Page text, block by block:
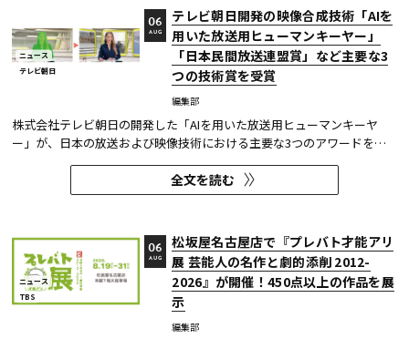
ニュース
テレビ朝日
テレビ朝日開発の映像合成技術「AIを
用いた放送用ヒューマンキーヤー」
「日本民間放送連盟賞」など主要な3
つの技術賞を受賞
編集部
06
AUG
株式会社テレビ朝日の開発した「AIを用いた放送用ヒューマンキーヤ
ー」が、日本の放送および映像技術における主要な3つのアワードを受
賞した。 本開発は、人物像認識AIと最新のXR技術を組み合わせたシステ
ムであり、その革新性と実用性が業界内で高い評価を獲得している。
【受賞アワード一覧】 ●2025年 日本民間放送連盟賞 技術部門優...
全文を読む
ニュース
TBS
松坂屋名古屋店で『プレバト才能アリ
展 芸能人の名作と劇的添削 2012-
2026』が開催！450点以上の作品を展
示
編集部
06
AUG